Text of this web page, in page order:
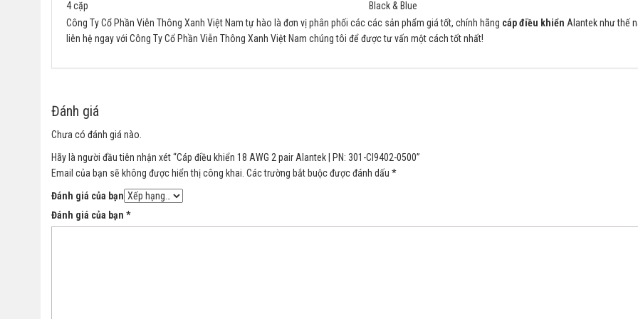
4 cặp
Black & Blue
Công Ty Cổ Phần Viễn Thông Xanh Việt Nam tự hào là đơn vị phân phối các các sản phẩm giá tốt, chính hãng cáp điều khiển Alantek như thế
liên hệ ngay với Công Ty Cổ Phần Viễn Thông Xanh Việt Nam chúng tôi để được tư vấn một cách tốt nhất!
Đánh giá
Chưa có đánh giá nào.
Hãy là người đầu tiên nhận xét “Cáp điều khiển 18 AWG 2 pair Alantek | PN: 301-CI9402-0500”
Email của bạn sẽ không được hiển thị công khai. Các trường bắt buộc được đánh dấu *
Đánh giá của bạn
Đánh giá của bạn *